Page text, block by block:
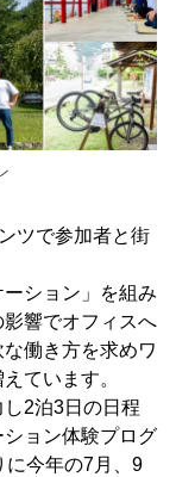
ツで参加者と街
ション」を組み
響でオフィスへ
働き方を求めワ
ています。
2泊3日の日程
ョン体験プログ
に今年の7月、9